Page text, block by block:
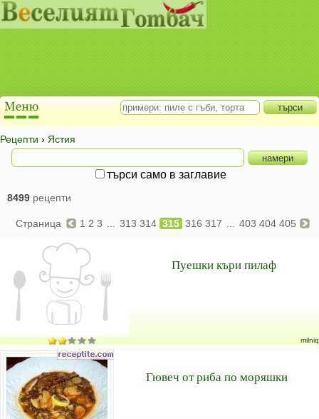
Рецепти › Ястия
търси само в заглавие
8499 рецепти
Страница 1 2 3 313 314 315 316 317 403 404 405
Пуешки къри пилаф
milniq
Гювеч от риба по моряшки